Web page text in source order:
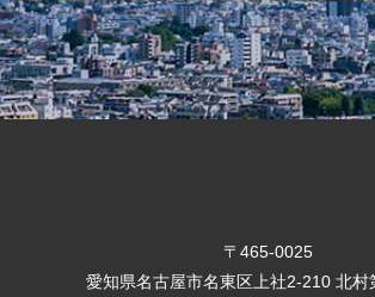
〒465-0025
愛知県名古屋市名東区上社2-210 北村